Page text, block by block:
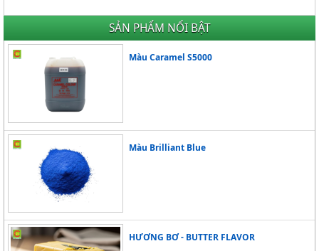
SẢN PHẨM NỔI BẬT
Màu Caramel S5000
Màu Brilliant Blue
HƯƠNG BƠ - BUTTER FLAVOR